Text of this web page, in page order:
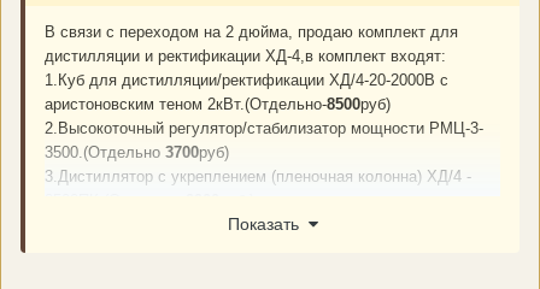
В связи с переходом на 2 дюйма, продаю комплект для
дистилляции и ректификации ХД-4,в комплект входят:
1.Куб для дистилляции/ректификации ХД/4-20-2000В с
аристоновским теном 2кВт.(Отдельно-8500руб)
2.Высокоточный регулятор/стабилизатор мощности РМЦ-3-
3500.(Отдельно 3700руб)
3.Дистиллятор с укреплением (пленочная колонна) ХД/4 -
4.Царги ХД4-1200-1 (Отдельно3600 руб)и ХД4-1200-
Показать